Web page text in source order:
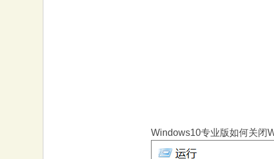
Windows10专业版如何关闭